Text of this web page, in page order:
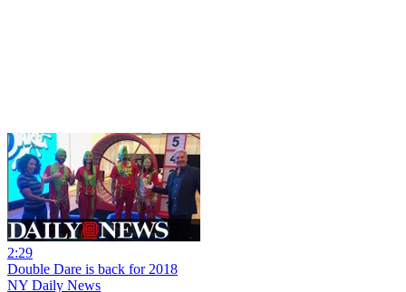
2:29
Double Dare is back for 2018
NY Daily News